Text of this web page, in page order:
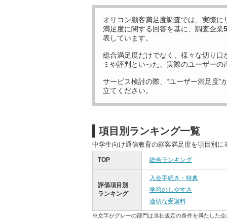
オリコン顧客満足度調査では、実際に
満足度に関する回答を基に、調査企業5
表しています。
総合満足度だけでなく、様々な切り口
ミや評判といった、実際のユーザーの
サービス検討の際、“ユーザー満足度”
立てください。
項目別ランキング一覧
中学生向け通信教育の顧客満足度を項目別
TOP 総合ランキング
評価項目別
ランキング
入会手続き・特典
学習のしやすさ
適切な受講料
※文字がグレーの部門は当社規定の条件を満たした